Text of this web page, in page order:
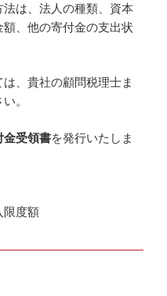
は、法人の種類、資本
、他の寄付金の支出状
、貴社の顧問税理士ま
。
金受領書を発行いたしま
限度額